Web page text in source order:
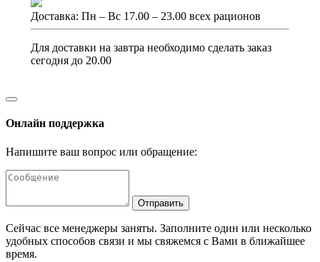
Доставка: Пн – Вс 17.00 – 23.00 всех рационов
Для доставки на завтра необходимо сделать заказ
сегодня до 20.00
Онлайн поддержка
Напишите ваш вопрос или обращение:
Отправить
Сейчас все менеджеры заняты. Заполните один или несколько
удобных способов связи и мы свяжемся с Вами в ближайшее
время.